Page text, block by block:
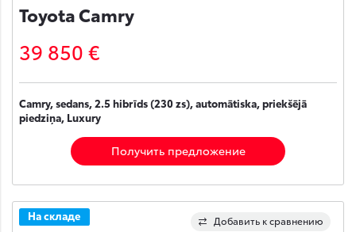
Toyota Camry
39 850 €
Camry, sedans, 2.5 hibrīds (230 zs), automātiska, priekšējā
piedziņa, Luxury
Получить предложение
Добавить к сравнению
На складе